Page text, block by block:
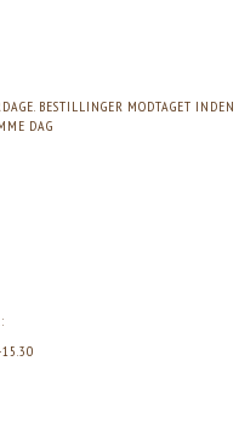
BESTILLINGER MODTAGET
DAG